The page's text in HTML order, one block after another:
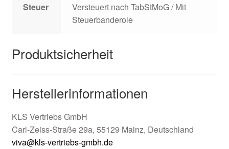
Steuer
Versteuert nach TabStMoG / Mit
Steuerbanderole
Produktsicherheit
Herstellerinformationen
KLS Vertriebs GmbH
Carl-Zeiss-Straße 29a, 55129 Mainz, Deutschland
viva@kls-vertriebs-gmbh.de